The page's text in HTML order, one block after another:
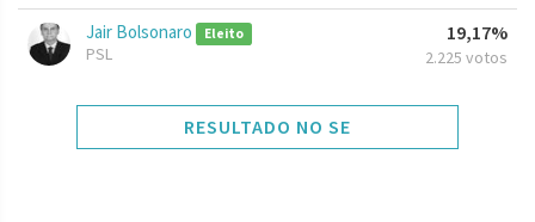
Jair Bolsonaro Eleito
PSL
19,17%
2.225 votos
RESULTADO NO SE